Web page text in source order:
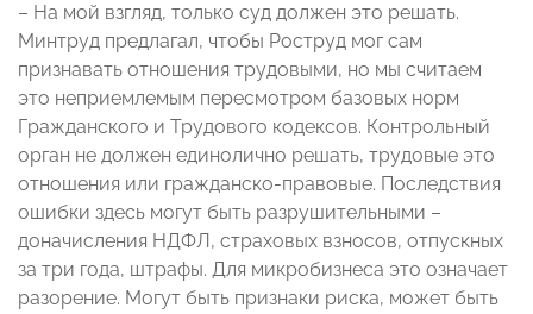
– На мой взгляд, только суд должен это решать.
Минтруд предлагал, чтобы Роструд мог сам
признавать отношения трудовыми, но мы считаем
это неприемлемым пересмотром базовых норм
Гражданского и Трудового кодексов. Контрольный
орган не должен единолично решать, трудовые это
отношения или гражданско-правовые. Последствия
ошибки здесь могут быть разрушительными –
доначисления НДФЛ, страховых взносов, отпускных
за три года, штрафы. Для микробизнеса это означает
разорение. Могут быть признаки риска, может быть